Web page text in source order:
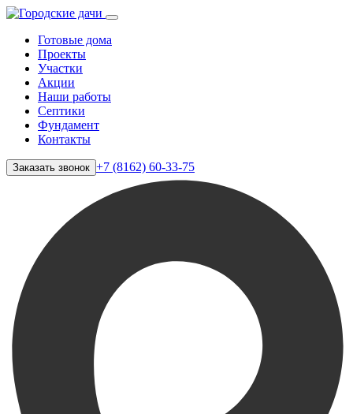
Готовые дома
Проекты
Участки
Акции
Наши работы
Септики
Фундамент
Контакты
Заказать звонок +7 (8162) 60-33-75